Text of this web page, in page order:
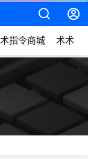
指令商城 术术动